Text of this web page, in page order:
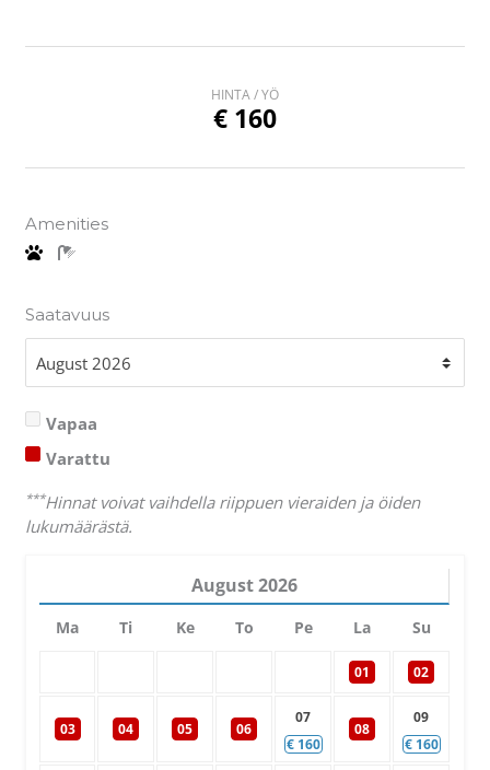
HINTA / YÖ
€ 160
Amenities
Saatavuus
Vapaa
Varattu
***Hinnat voivat vaihdella riippuen vieraiden ja öiden
lukumäärästä.
August 2026
Ma Ti Ke To Pe La Su
01 02
03 04 05 06
07
€ 160
08
09
€ 160